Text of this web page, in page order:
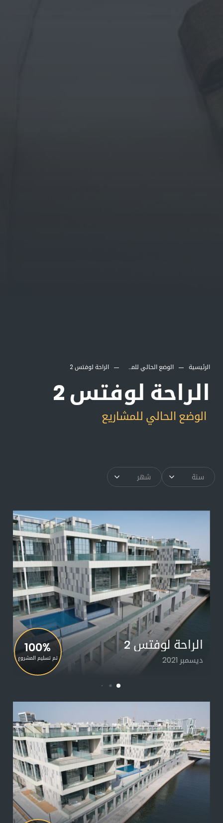
الرئيسية الوضع الحالي للمشاريع الراحة لوفتس 2
الراحة لوفتس 2
الوضع الحالي للمشاريع
سنة ▾ شهر ▾
الراحة لوفتس 2
ديسمبر 2021
100%
تم تسليم المشروع